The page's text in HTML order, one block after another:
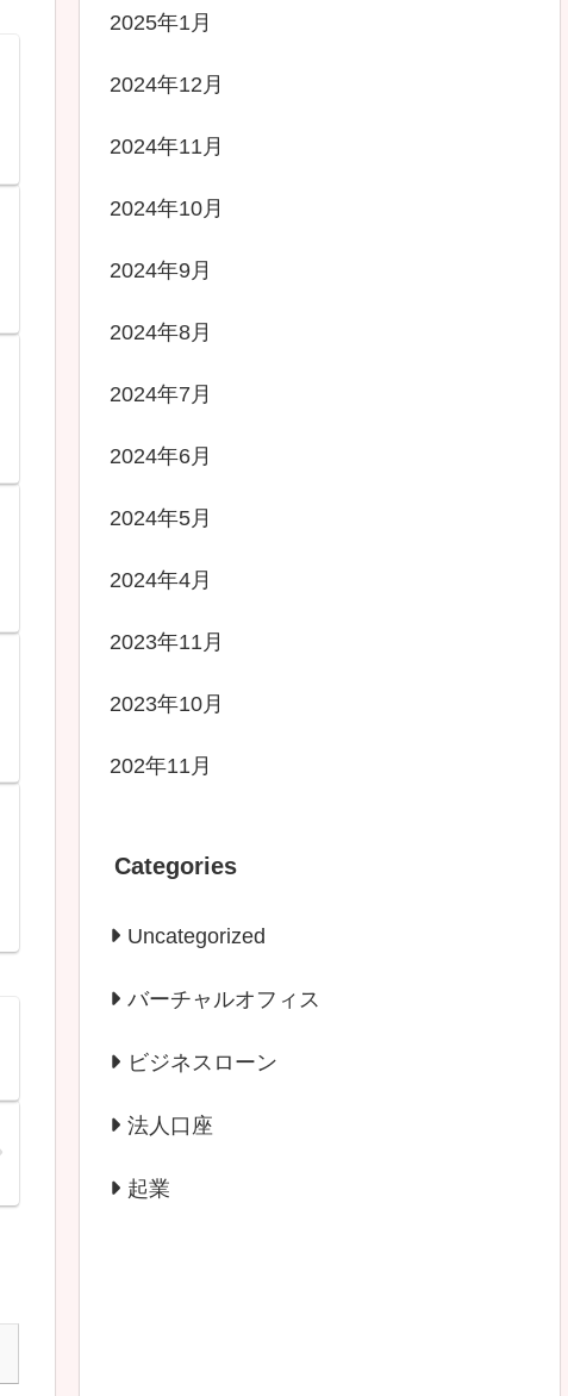
2025年1月
2024年12月
2024年11月
2024年10月
2024年9月
2024年8月
2024年7月
2024年6月
2024年5月
2024年4月
2023年11月
2023年10月
202年11月
Categories
Uncategorized
バーチャルオフィス
ビジネスローン
法人口座
起業